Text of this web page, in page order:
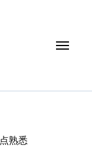
熟悉